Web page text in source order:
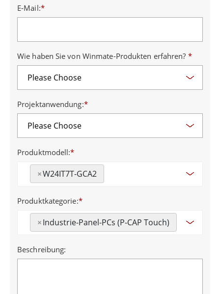
E-Mail:*
Wie haben Sie von Winmate-Produkten erfahren? *
Projektanwendung:*
Produktmodell:*
×W24IT7T-GCA2
Produktkategorie:*
×Industrie-Panel-PCs (P-CAP Touch)
Beschreibung: